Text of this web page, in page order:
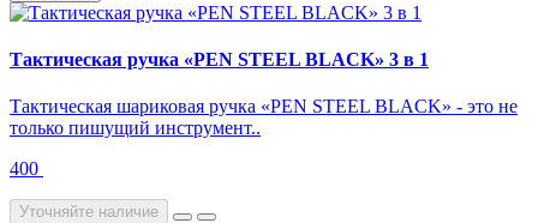
Тактическая ручка «PEN STEEL BLACK» 3 в 1
Тактическая шариковая ручка «PEN STEEL BLACK» - это не
только пишущий инструмент..
400
Уточняйте наличие